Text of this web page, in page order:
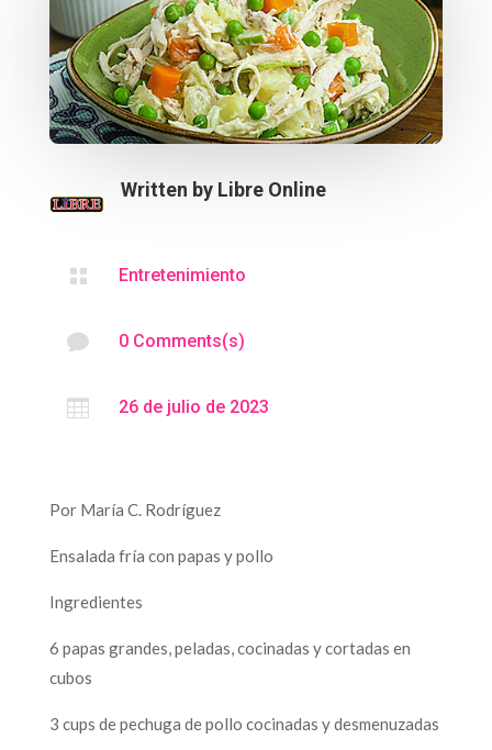
Written by Libre Online
 Entretenimiento
 0 Comments(s)
 26 de julio de 2023
Por María C. Rodríguez
Ensalada fría con papas y pollo
Ingredientes
6 papas grandes, peladas, cocinadas y cortadas en
cubos
3 cups de pechuga de pollo cocinadas y desmenuzadas